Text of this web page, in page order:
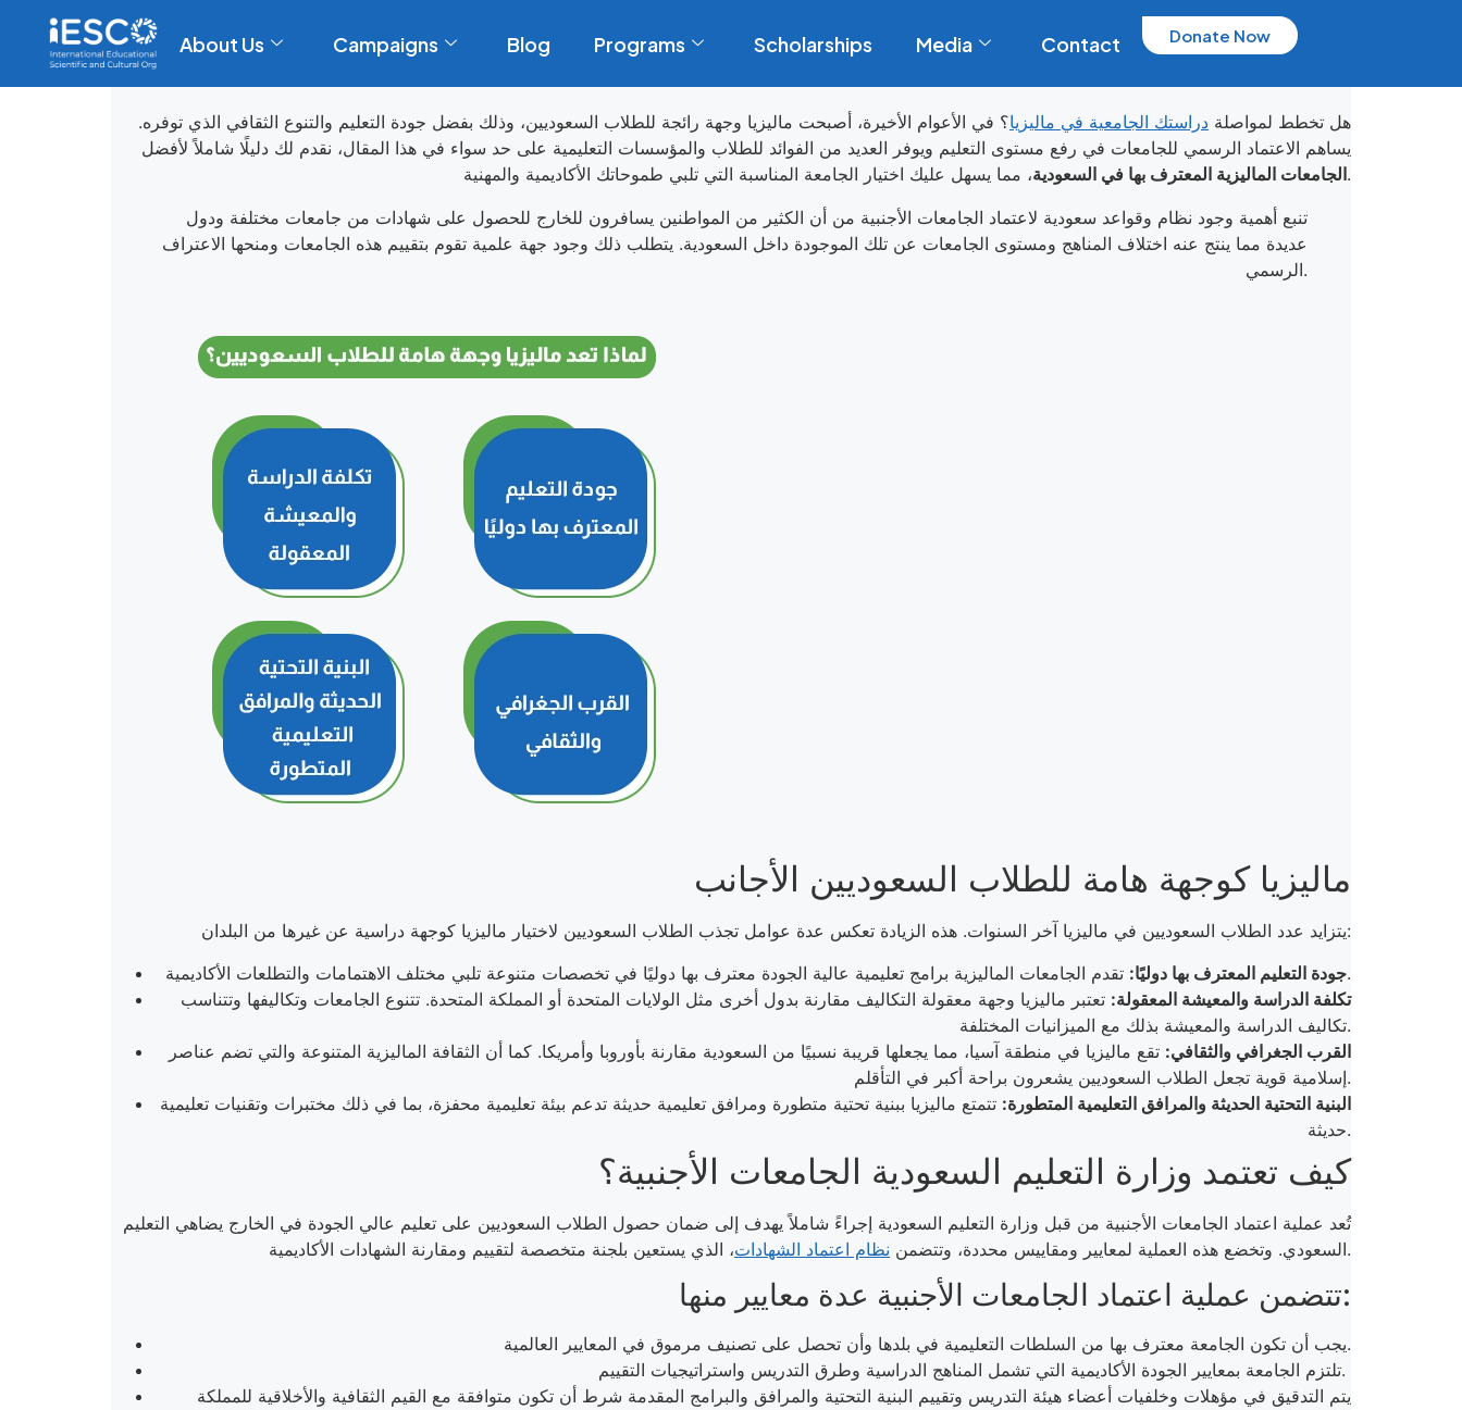
About Us Campaigns Blog Programs Scholarships Media Contact Donate Now
هل تخطط لمواصلة دراستك الجامعية في ماليزيا؟ في الأعوام الأخيرة، أصبحت ماليزيا وجهة رائجة للطلاب السعوديين، وذلك بفضل جودة التعليم والتنوع الثقافي الذي توفره.
يساهم الاعتماد الرسمي للجامعات في رفع مستوى التعليم ويوفر العديد من الفوائد للطلاب والمؤسسات التعليمية على حد سواء في هذا المقال، نقدم لك دليلًا شاملاً لأفضل
الجامعات الماليزية المعترف بها في السعودية، مما يسهل عليك اختيار الجامعة المناسبة التي تلبي طموحاتك الأكاديمية والمهنية.
تنبع أهمية وجود نظام وقواعد سعودية لاعتماد الجامعات الأجنبية من أن الكثير من المواطنين يسافرون للخارج للحصول على شهادات من جامعات مختلفة ودول
عديدة مما ينتج عنه اختلاف المناهج ومستوى الجامعات عن تلك الموجودة داخل السعودية. يتطلب ذلك وجود جهة علمية تقوم بتقييم هذه الجامعات ومنحها الاعتراف
الرسمي.
ماليزيا كوجهة هامة للطلاب السعوديين الأجانب
يتزايد عدد الطلاب السعوديين في ماليزيا آخر السنوات. هذه الزيادة تعكس عدة عوامل تجذب الطلاب السعوديين لاختيار ماليزيا كوجهة دراسية عن غيرها من البلدان:
جودة التعليم المعترف بها دوليًا:تقدم الجامعات الماليزية برامج تعليمية عالية الجودة معترف بها دوليًا في تخصصات متنوعة تلبي مختلف الاهتمامات والتطلعات الأكاديمية.
تكلفة الدراسة والمعيشة المعقولة: تعتبر ماليزيا وجهة معقولة التكاليف مقارنة بدول أخرى مثل الولايات المتحدة أو المملكة المتحدة. تتنوع الجامعات وتكاليفها وتتناسب
تكاليف الدراسة والمعيشة بذلك مع الميزانيات المختلفة.
القرب الجغرافي والثقافي: تقع ماليزيا في منطقة آسيا، مما يجعلها قريبة نسبيًا من السعودية مقارنة بأوروبا وأمريكا. كما أن الثقافة الماليزية المتنوعة والتي تضم عناصر
إسلامية قوية تجعل الطلاب السعوديين يشعرون براحة أكبر في التأقلم.
البنية التحتية الحديثة والمرافق التعليمية المتطورة: تتمتع ماليزيا ببنية تحتية متطورة ومرافق تعليمية حديثة تدعم بيئة تعليمية محفزة، بما في ذلك مختبرات وتقنيات تعليمية
حديثة.
كيف تعتمد وزارة التعليم السعودية الجامعات الأجنبية؟
تُعد عملية اعتماد الجامعات الأجنبية من قبل وزارة التعليم السعودية إجراءً شاملاً يهدف إلى ضمان حصول الطلاب السعوديين على تعليم عالي الجودة في الخارج يضاهي التعليم
السعودي. وتخضع هذه العملية لمعايير ومقاييس محددة، وتتضمن نظام اعتماد الشهادات ، الذي يستعين بلجنة متخصصة لتقييم ومقارنة الشهادات الأكاديمية.
تتضمن عملية اعتماد الجامعات الأجنبية عدة معايير منها:
يجب أن تكون الجامعة معترف بها من السلطات التعليمية في بلدها وأن تحصل على تصنيف مرموق في المعايير العالمية.
تلتزم الجامعة بمعايير الجودة الأكاديمية التي تشمل المناهج الدراسية وطرق التدريس واستراتيجيات التقييم.
يتم التدقيق في مؤهلات وخلفيات أعضاء هيئة التدريس وتقييم البنية التحتية والمرافق والبرامج المقدمة شرط أن تكون متوافقة مع القيم الثقافية والأخلاقية للمملكة